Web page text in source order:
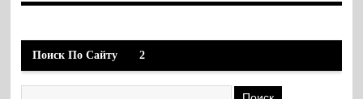
Поиск По Сайту 2